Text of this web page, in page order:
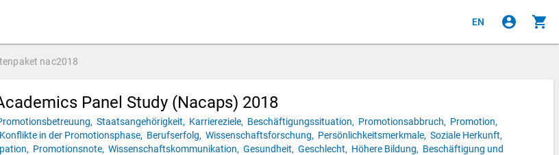
EN account_circle shopping_cart
nac2018
Panel Study (Nacaps) 2018
Staatsangehörigkeit, Karriereziele, Beschäftigungssituation, Promotionsabbruch, Promotion,
Konflikte in der Promotionsphase, Berufserfolg, Wissenschaftsforschung, Persönlichkeitsmerkmale, Soziale Herkunft,
Promotionsnote, Wissenschaftskommunikation, Gesundheit, Geschlecht, Höhere Bildung, Beschäftigung und